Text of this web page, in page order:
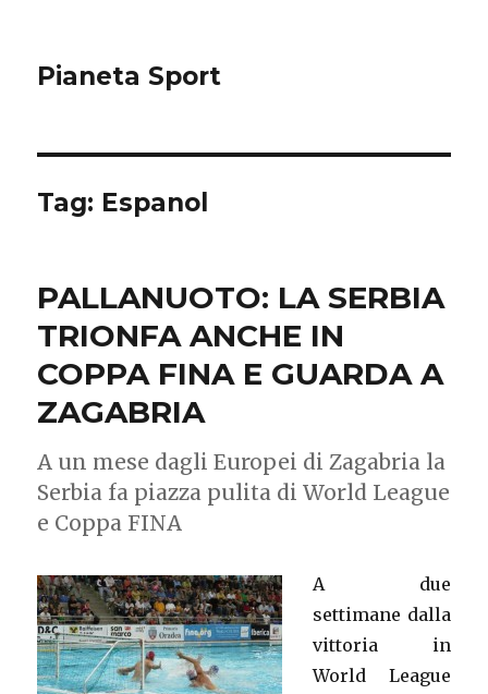
Pianeta Sport
Tag: Espanol
PALLANUOTO: LA SERBIA
TRIONFA ANCHE IN
COPPA FINA E GUARDA A
ZAGABRIA
A un mese dagli Europei di Zagabria la
Serbia fa piazza pulita di World League
e Coppa FINA
A due
settimane dalla
vittoria in
World League